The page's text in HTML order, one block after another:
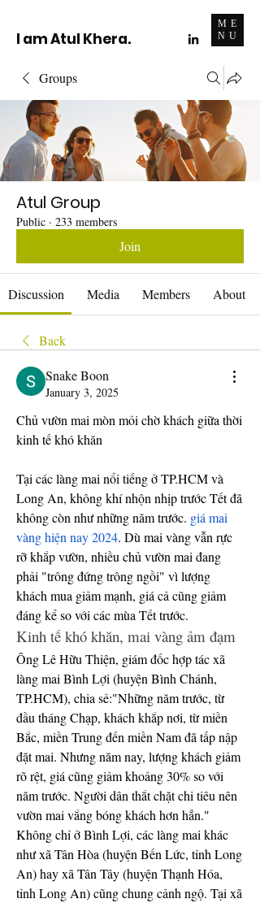
I am Atul Khera.
ME
NU
Groups
Atul Group
Public · 233 members
Join
Discussion Media Members About
Back
Snake Boon
January 3, 2025
Chủ vườn mai mòn mỏi chờ khách giữa thời
kinh tế khó khăn
Tại các làng mai nổi tiếng ở TP.HCM và
Long An, không khí nhộn nhịp trước Tết đã
không còn như những năm trước. giá mai
vàng hiện nay 2024. Dù mai vàng vẫn rực
rỡ khắp vườn, nhiều chủ vườn mai đang
phải "trông đứng trông ngồi" vì lượng
khách mua giảm mạnh, giá cả cũng giảm
đáng kể so với các mùa Tết trước.
Kinh tế khó khăn, mai vàng ảm đạm
Ông Lê Hữu Thiện, giám đốc hợp tác xã
làng mai Bình Lợi (huyện Bình Chánh,
TP.HCM), chia sẻ:"Những năm trước, từ
đầu tháng Chạp, khách khắp nơi, từ miền
Bắc, miền Trung đến miền Nam đã tấp nập
đặt mai. Nhưng năm nay, lượng khách giảm
rõ rệt, giá cũng giảm khoảng 30% so với
năm trước. Người dân thắt chặt chi tiêu nên
vườn mai vắng bóng khách hơn hẳn."
Không chỉ ở Bình Lợi, các làng mai khác
như xã Tân Hòa (huyện Bến Lức, tỉnh Long
An) hay xã Tân Tây (huyện Thạnh Hóa,
tỉnh Long An) cũng chung cảnh ngộ. Tại xã